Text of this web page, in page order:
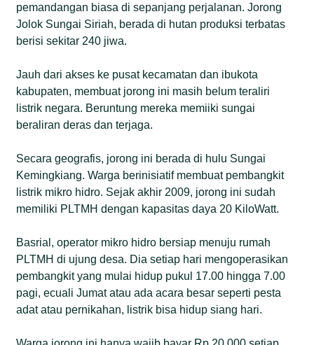
pemandangan biasa di sepanjang perjalanan. Jorong
Jolok Sungai Siriah, berada di hutan produksi terbatas
berisi sekitar 240 jiwa.
Jauh dari akses ke pusat kecamatan dan ibukota
kabupaten, membuat jorong ini masih belum teraliri
listrik negara. Beruntung mereka memiiki sungai
beraliran deras dan terjaga.
Secara geografis, jorong ini berada di hulu Sungai
Kemingkiang. Warga berinisiatif membuat pembangkit
listrik mikro hidro. Sejak akhir 2009, jorong ini sudah
memiliki PLTMH dengan kapasitas daya 20 KiloWatt.
Basrial, operator mikro hidro bersiap menuju rumah
PLTMH di ujung desa. Dia setiap hari mengoperasikan
pembangkit yang mulai hidup pukul 17.00 hingga 7.00
pagi, ecuali Jumat atau ada acara besar seperti pesta
adat atau pernikahan, listrik bisa hidup siang hari.